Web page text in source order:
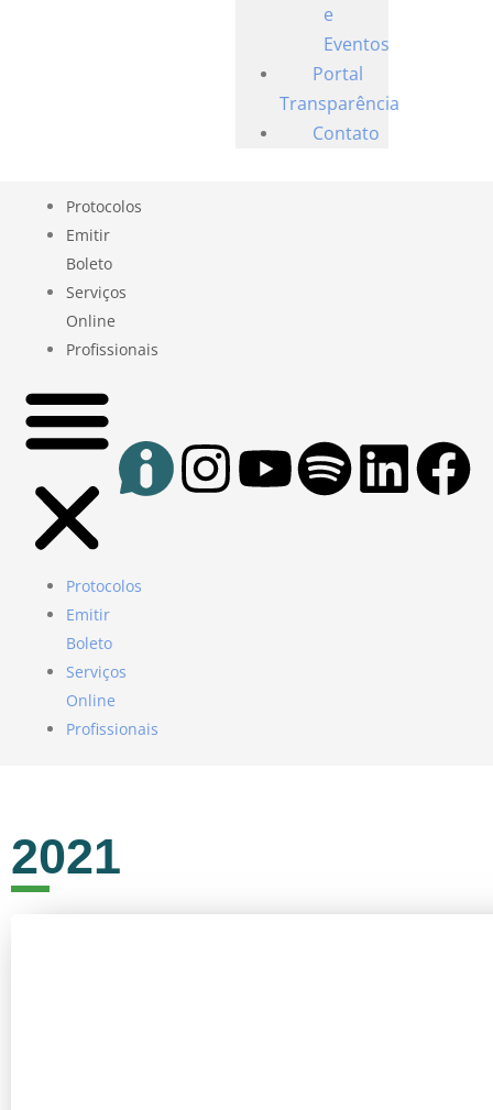
e
Eventos
Portal
Transparência
Contato
Protocolos
Emitir
Boleto
Serviços
Online
Profissionais
Protocolos
Emitir
Boleto
Serviços
Online
Profissionais
2021